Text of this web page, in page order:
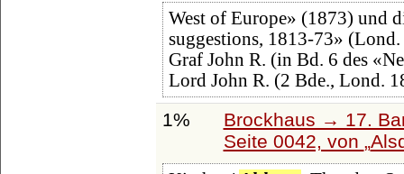
West of Europe» (1873) und
suggestions, 1813-73»
Graf John R. (in Bd. 6 des
Lord John R. (2 Bde., Lond.
1%
Brockhaus → 17.
Seite 0042, von